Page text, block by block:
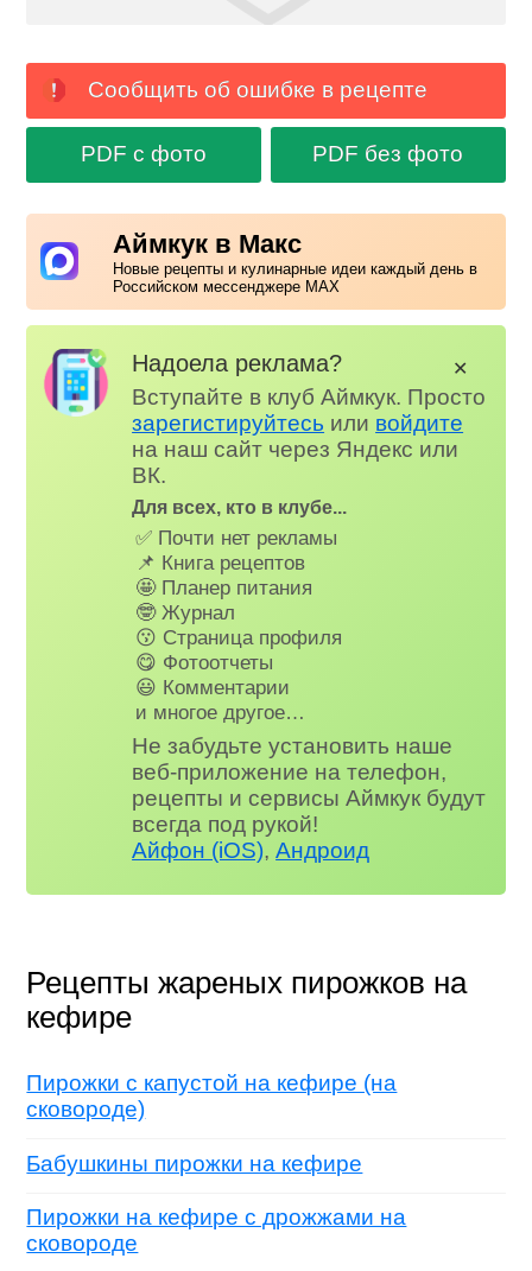
Сообщить об ошибке в рецепте
PDF с фото PDF без фото
Аймкук в Макс
Новые рецепты и кулинарные идеи каждый день в
Российском мессенджере MAX
Надоела реклама?
Вступайте в клуб Аймкук. Просто
зарегистируйтесь или войдите
на наш сайт через Яндекс или
ВК.
Для всех, кто в клубе...
✅ Почти нет рекламы
📌 Книга рецептов
🤩 Планер питания
🤓 Журнал
😗 Страница профиля
😋 Фотоотчеты
😃 Комментарии
и многое другое…
Не забудьте установить наше
веб-приложение на телефон,
рецепты и сервисы Аймкук будут
всегда под рукой!
Айфон (iOS),Андроид
✕
Рецепты жареных пирожков на
кефире
Пирожки с капустой на кефире (на
сковороде)
Бабушкины пирожки на кефире
Пирожки на кефире с дрожжами на
сковороде